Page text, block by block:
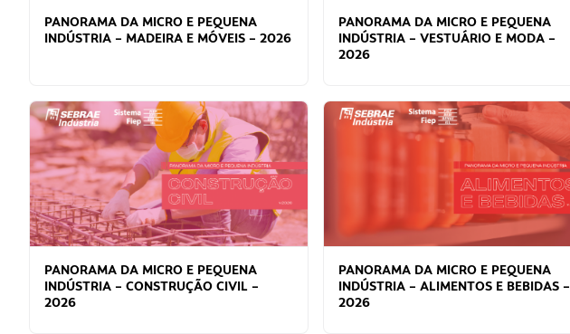
PANORAMA DA MICRO E PEQUENA
INDÚSTRIA – MADEIRA E MÓVEIS – 2026
PANORAMA DA MICRO E PEQUENA
INDÚSTRIA – VESTUÁRIO E MODA –
2026
PANORAMA DA MICRO E PEQUENA
INDÚSTRIA – CONSTRUÇÃO CIVIL –
2026
PANORAMA DA MICRO E PEQUENA
INDÚSTRIA – ALIMENTOS E BEBIDAS –
2026